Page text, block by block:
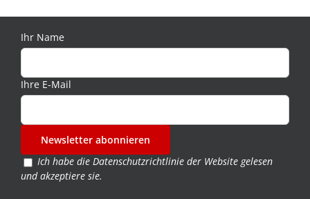
Ihr Name
Ihre E-Mail
Ich habe die Datenschutzrichtlinie der Website gelesen
und akzeptiere sie.